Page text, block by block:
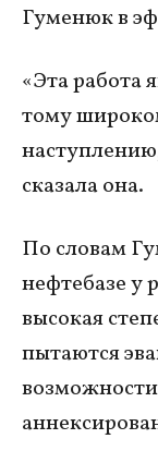
Гуменюк в
«Эта работа
тому
сказала она.
По словам
нефтебазе у
высокая
пытаются